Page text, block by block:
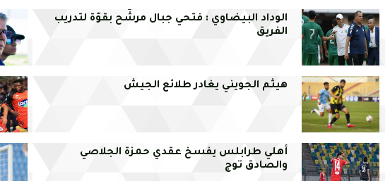
الوداد البيضاوي : فتحي جبال مرشّح بقوّة لتدريب
الفريق
هيثم الجويني يغادر طلائع الجيش
أهلي طرابلس يفسخ عقدي حمزة الجلاصي
والصادق توج